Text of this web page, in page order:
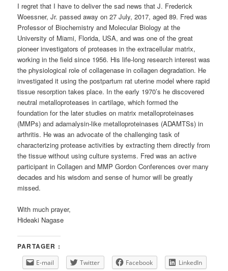
I regret that I have to deliver the sad news that J. Frederick
Woessner, Jr. passed away on 27 July, 2017, aged 89. Fred was
Professor of Biochemistry and Molecular Biology at the
University of Miami, Florida, USA, and was one of the great
pioneer investigators of proteases in the extracellular matrix,
working in the field since 1956. His life-long research interest was
the physiological role of collagenase in collagen degradation. He
investigated it using the postpartum rat uterine model where rapid
tissue resorption takes place. In the early 1970’s he discovered
neutral metalloproteases in cartilage, which formed the
foundation for the later studies on matrix metalloproteinases
(MMPs) and adamalysin-like metalloproteinases (ADAMTSs) in
arthritis. He was an advocate of the challenging task of
characterizing protease activities by extracting them directly from
the tissue without using culture systems. Fred was an active
participant in Collagen and MMP Gordon Conferences over many
decades and his wisdom and sense of humor will be greatly
missed.
With much prayer,
Hideaki Nagase
PARTAGER :
E-mail Twitter Facebook LinkedIn